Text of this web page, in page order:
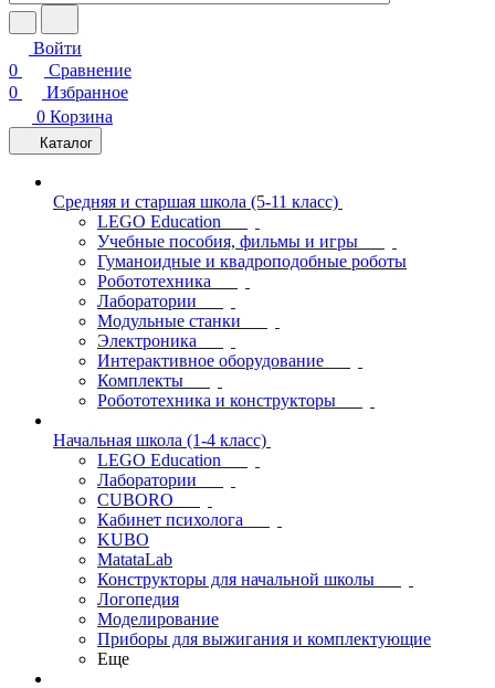
Войти
0
Сравнение
0
Избранное
0 Корзина
Каталог
Средняя и старшая школа (5-11 класс)
LEGO Education
Учебные пособия, фильмы и игры
Гуманоидные и квадроподобные роботы
Робототехника
Лаборатории
Модульные станки
Электроника
Интерактивное оборудование
Комплекты
Робототехника и конструкторы
Начальная школа (1-4 класс)
LEGO Education
Лаборатории
CUBORO
Кабинет психолога
KUBO
MatataLab
Конструкторы для начальной школы
Логопедия
Моделирование
Приборы для выжигания и комплектующие
Еще